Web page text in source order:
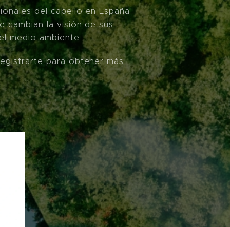
del cabello en España
cambian la visión de sus
medio ambiente.
para obtener más